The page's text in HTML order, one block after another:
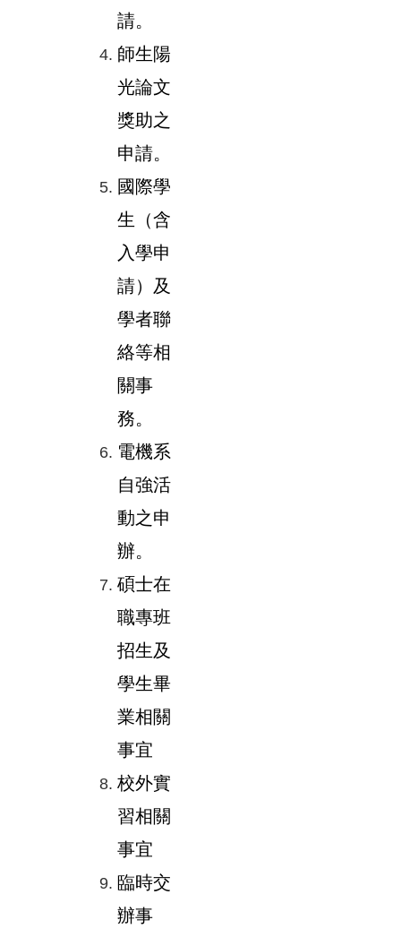
請。
師生陽
光論文
獎助之
申請。
國際學
生（含
入學申
請）及
學者聯
絡等相
關事
務。
電機系
自強活
動之申
辦。
碩士在
職專班
招生及
學生畢
業相關
事宜
校外實
習相關
事宜
臨時交
辦事